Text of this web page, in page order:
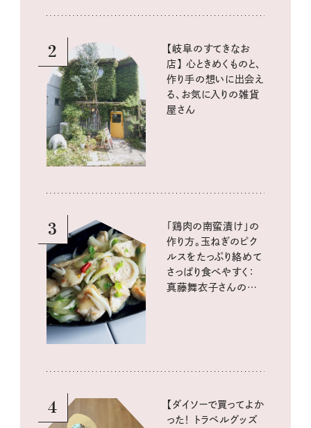
2
【岐阜のすてきなお
店】 心ときめくものと、
作り手の想いに出会え
る、お気に入りの雑貨
屋さん
3
「鶏肉の南蛮漬け」の
作り方。玉ねぎのピク
ルスをたっぷり絡めて
さっぱり食べやすく：
真藤舞衣子さんの発
4
【ダイソーで買ってよか
った！ トラベルグッズ